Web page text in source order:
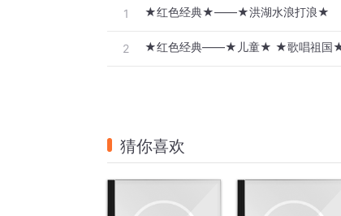
1 ★红色经典★——★洪湖水浪打浪★
2 ★红色经典——★儿童★ ★歌唱祖国
猜你喜欢